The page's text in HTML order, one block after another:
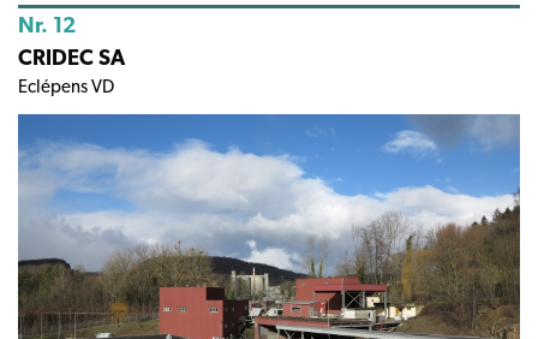
Nr. 12
CRIDEC SA
Eclépens VD